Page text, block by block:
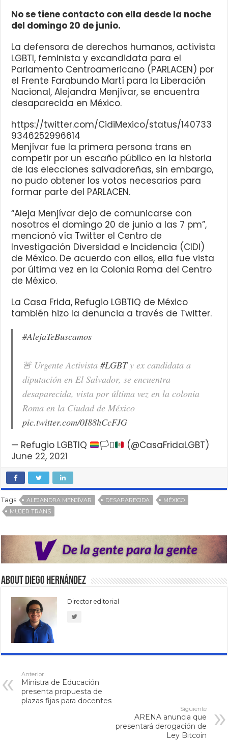
No se tiene contacto con ella desde la noche
del domingo 20 de junio.
La defensora de derechos humanos, activista
LGBTI, feminista y excandidata para el
Parlamento Centroamericano (PARLACEN) por
el Frente Farabundo Martí para la Liberación
Nacional, Alejandra Menjívar, se encuentra
desaparecida en México.
https://twitter.com/CidiMexico/status/140733
9346252996614
Menjívar fue la primera persona trans en
competir por un escaño público en la historia
de las elecciones salvadoreñas, sin embargo,
no pudo obtener los votos necesarios para
formar parte del PARLACEN.
“Aleja Menjívar dejo de comunicarse con
nosotros el domingo 20 de junio a las 7 pm”,
mencionó vía Twitter el Centro de
Investigación Diversidad e Incidencia (CIDI)
de México. De acuerdo con ellos, ella fue vista
por última vez en la Colonia Roma del Centro
de México.
La Casa Frida, Refugio LGBTIQ de México
también hizo la denuncia a través de Twitter.
#AlejaTeBuscamos
🚨 Urgente Activista#LGBTy ex candidata a
diputación en El Salvador, se encuentra
desaparecida, vista por última vez en la colonia
Roma en la Ciudad de México
pic.twitter.com/0I88hCcFJG
— Refugio LGBTIQ
🏳️‍⚧️
(@CasaFridaLGBT)
June 22, 2021
Tags ALEJANDRA MENJÍVAR DESAPARECIDA
MÉXICO
MUJER TRANS
About Diego Hernández
Director editorial
Anterior
Ministra de Educación
presenta propuesta de
plazas fijas para docentes
Siguiente
ARENA anuncia que
presentará derogación de
Ley Bitcoin